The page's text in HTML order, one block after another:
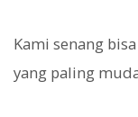
Kami senang
yang paling